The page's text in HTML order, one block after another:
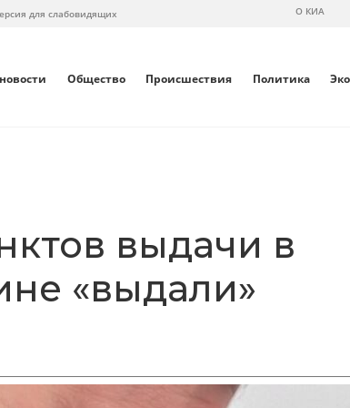
для слабовидящих О КИА
Общество Происшествия Политика
выдачи в
«выдали»